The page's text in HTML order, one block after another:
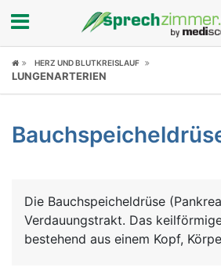
Fokus
Symptome
News
HERZ UND BLUTKREISLAUF
LUNGENARTERIEN
Die Bauchspeicheldrüse
Verdauungstrakt. Das
bestehend aus einem Kopf,